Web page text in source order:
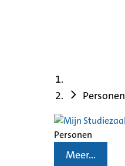
Personen
Personen
Meer...